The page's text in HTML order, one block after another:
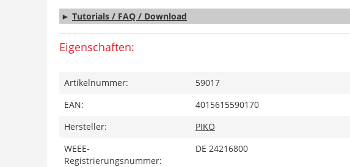
► Tutorials / FAQ / Download
Eigenschaften:
Artikelnummer:
59017
EAN:
4015615590170
Hersteller:
PIKO
WEEE-
Registrierungsnummer:
DE 24216800